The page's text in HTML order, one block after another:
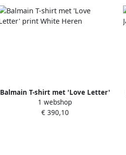
Balmain T-shirt met 'Love Letter'
print White Heren
1 webshop
€ 390,10